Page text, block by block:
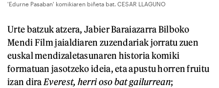
'Edurne Pasaban' komikiaren biñeta bat. CESAR LLAGUNO
Urte batzuk atzera, Jabier Baraiazarra Bilboko
Mendi Film jaialdiaren zuzendariak jorratu zuen
euskal mendizaletasunaren historia komiki
formatuan jasotzeko ideia, eta apustu horren fruitu
izan dira Everest, herri oso bat gailurrean;